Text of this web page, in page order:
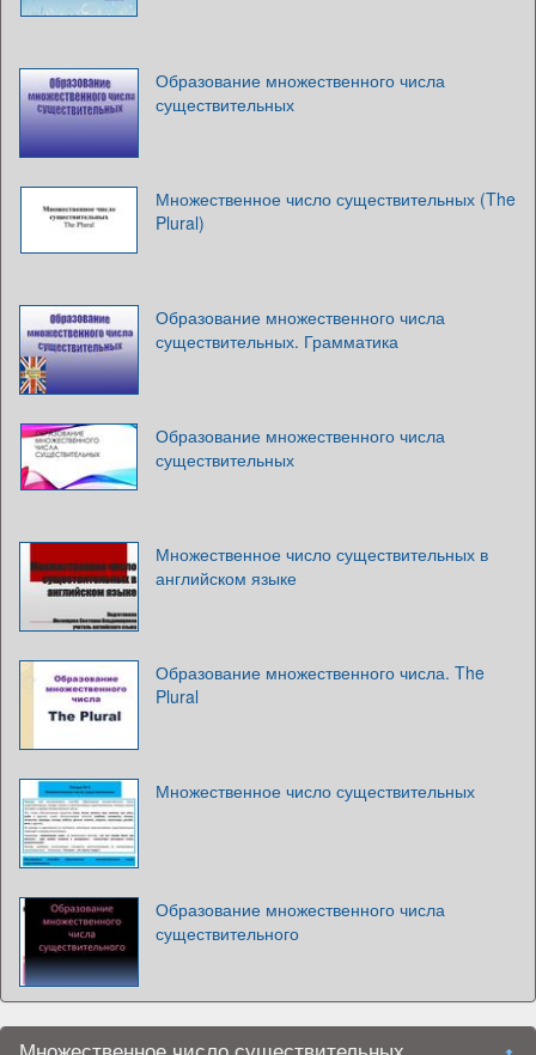
Образование множественного числа
существительных
Множественное число существительных (The
Plural)
Образование множественного числа
существительных. Грамматика
Образование множественного числа
существительных
Множественное число существительных в
английском языке
Образование множественного числа. The
Plural
Множественное число существительных
Образование множественного числа
существительного